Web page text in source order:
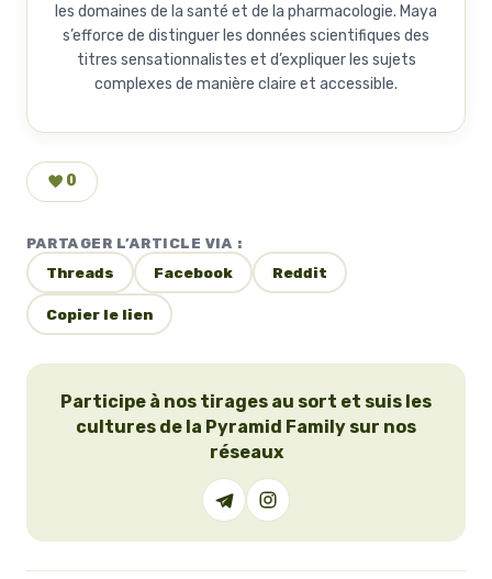
les domaines de la santé et de la pharmacologie. Maya
s’efforce de distinguer les données scientifiques des
titres sensationnalistes et d’expliquer les sujets
complexes de manière claire et accessible.
0
PARTAGER L’ARTICLE VIA :
Threads Facebook Reddit
Copier le lien
Participe à nos tirages au sort et suis les
cultures de la Pyramid Family sur nos
réseaux